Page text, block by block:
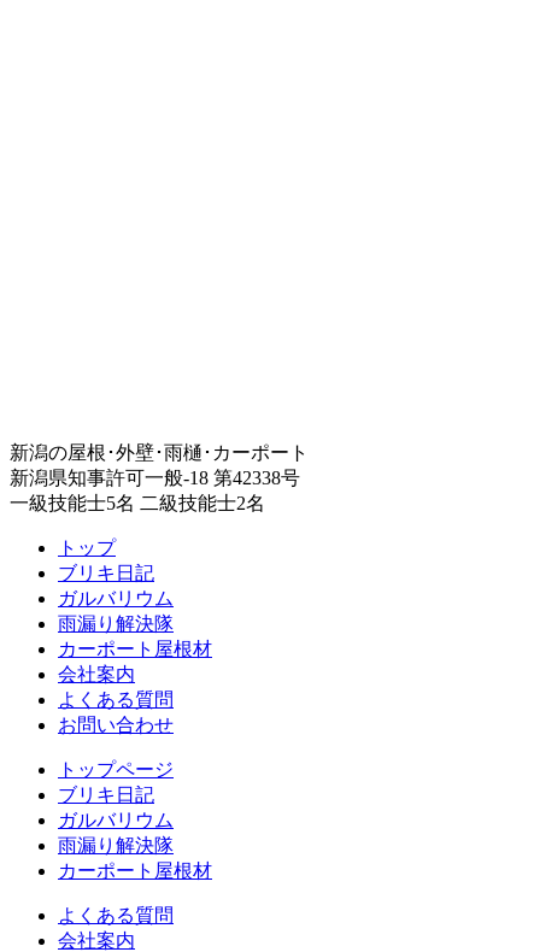
新潟の屋根･外壁･雨樋･カーポート
新潟県知事許可一般-18 第42338号
一級技能士5名 二級技能士2名
トップ
ブリキ日記
ガルバリウム
雨漏り解決隊
カーポート屋根材
会社案内
よくある質問
お問い合わせ
トップページ
ブリキ日記
ガルバリウム
雨漏り解決隊
カーポート屋根材
よくある質問
会社案内